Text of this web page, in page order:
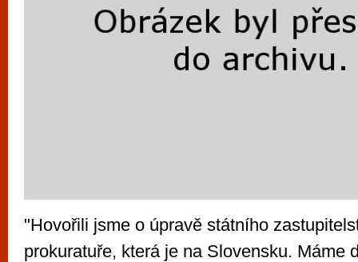
"Hovořili jsme o úpravě státního
prokuratuře, která je na Slovensku. Máme